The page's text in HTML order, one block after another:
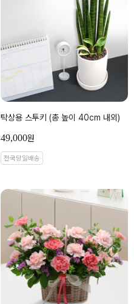
탁상용 스투키 (총 높이 40cm 내외)
49,000원
전국당일배송